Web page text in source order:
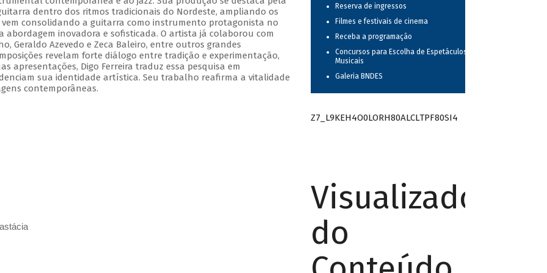
dentro dos ritmos tradicionais do Nordeste, ampliando os
consolidando a guitarra como instrumento protagonista no
inovadora e sofisticada. O artista já colaborou com
Geraldo Azevedo e Zeca Baleiro, entre outros grandes
revelam forte diálogo entre tradição e experimentação,
apresentações, Digo Ferreira traduz essa pesquisa em
sua identidade artística. Seu trabalho reafirma a vitalidade
contemporâneas.
Reserva de ingressos
Filmes e festivais de cinema
Receba a programação
Concursos para Escolha de Espetáculos
Musicais
Galeria BNDES
Z7_L9KEH4O0LORH80ALCLTPF80SI4
Visualizador
do